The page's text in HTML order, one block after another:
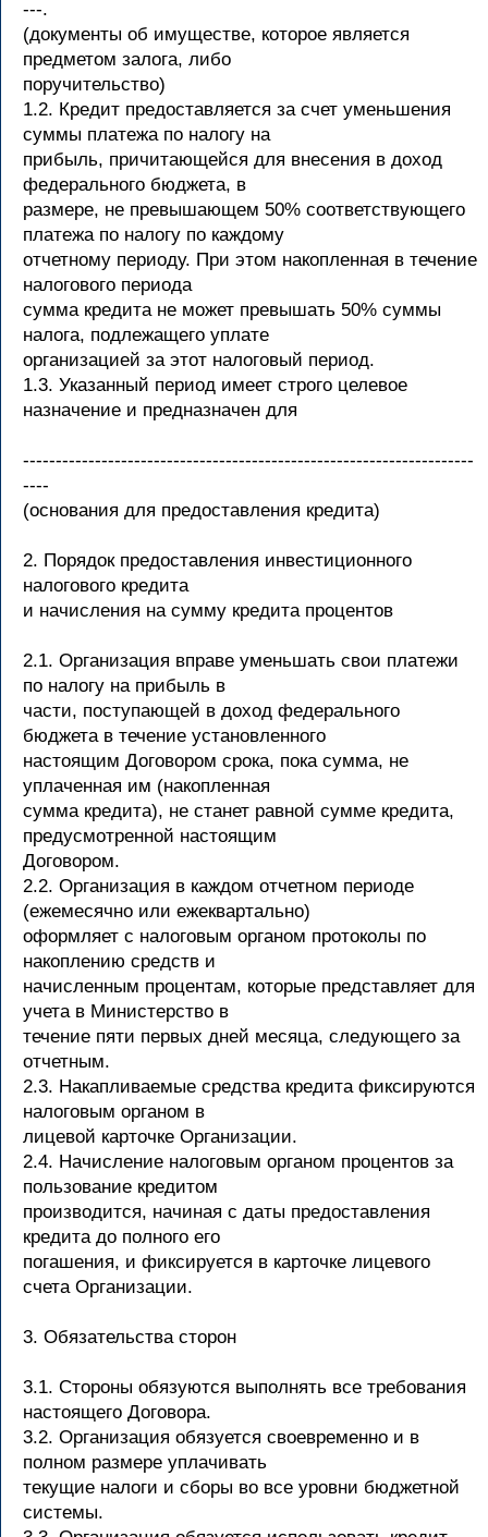
---.
(документы об имуществе, которое является
предметом залога, либо
поручительство)
1.2. Кредит предоставляется за счет уменьшения
суммы платежа по налогу на
прибыль, причитающейся для внесения в доход
федерального бюджета, в
размере, не превышающем 50% соответствующего
платежа по налогу по каждому
отчетному периоду. При этом накопленная в течение
налогового периода
сумма кредита не может превышать 50% суммы
налога, подлежащего уплате
организацией за этот налоговый период.
1.3. Указанный период имеет строго целевое
назначение и предназначен для
---------------------------------------------------------------------
----
(основания для предоставления кредита)
2. Порядок предоставления инвестиционного
налогового кредита
и начисления на сумму кредита процентов
2.1. Организация вправе уменьшать свои платежи
по налогу на прибыль в
части, поступающей в доход федерального
бюджета в течение установленного
настоящим Договором срока, пока сумма, не
уплаченная им (накопленная
сумма кредита), не станет равной сумме кредита,
предусмотренной настоящим
Договором.
2.2. Организация в каждом отчетном периоде
(ежемесячно или ежеквартально)
оформляет с налоговым органом протоколы по
накоплению средств и
начисленным процентам, которые представляет для
учета в Министерство в
течение пяти первых дней месяца, следующего за
отчетным.
2.3. Накапливаемые средства кредита фиксируются
налоговым органом в
лицевой карточке Организации.
2.4. Начисление налоговым органом процентов за
пользование кредитом
производится, начиная с даты предоставления
кредита до полного его
погашения, и фиксируется в карточке лицевого
счета Организации.
3. Обязательства сторон
3.1. Стороны обязуются выполнять все требования
настоящего Договора.
3.2. Организация обязуется своевременно и в
полном размере уплачивать
текущие налоги и сборы во все уровни бюджетной
системы.